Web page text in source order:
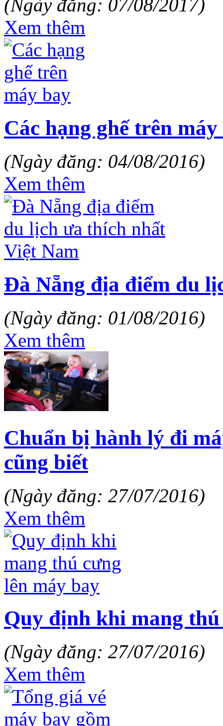
(Ngày đăng: 07/08/2017)
Xem thêm
Các hạng ghế trên
(Ngày đăng: 04/08/2016)
Xem thêm
Đà Nẵng địa điểm du
(Ngày đăng: 01/08/2016)
Xem thêm
Chuẩn bị hành lý đi
cũng biết
(Ngày đăng: 27/07/2016)
Xem thêm
Quy định khi mang
(Ngày đăng: 27/07/2016)
Xem thêm